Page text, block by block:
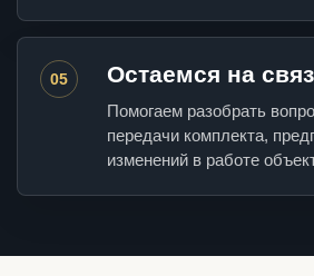
05 Остаемся на
Помогаем разобрать
передачи комплекта,
изменений в работе